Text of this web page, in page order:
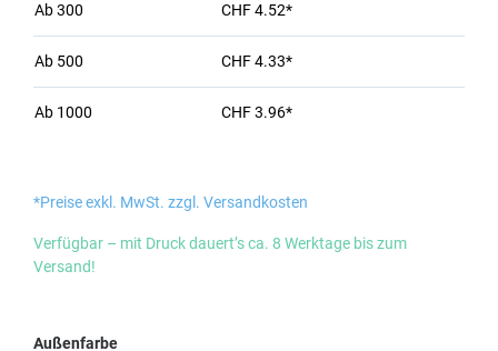
Ab300 CHF 4.52*
Ab 500 CHF 4.33*
Ab 1000 CHF 3.96*
*Preise exkl. MwSt. zzgl. Versandkosten
Verfügbar – mit Druck dauert’s ca. 8 Werktage bis zum
Versand!
Außenfarbeauswählen